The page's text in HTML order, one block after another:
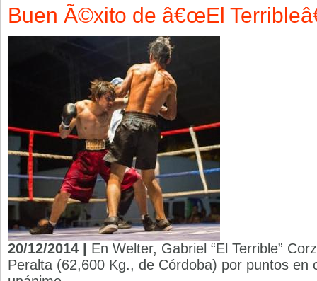
Buen Ã©xito de â€œEl
20/12/2014 | En Welter, Gabriel “El Terrible”
Peralta (62,600 Kg., de Córdoba) por puntos en